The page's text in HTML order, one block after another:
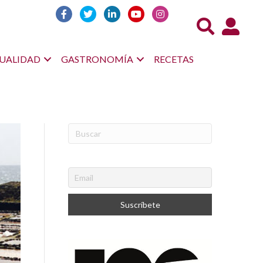
Acceso
GASTRONOMÍA RECETAS